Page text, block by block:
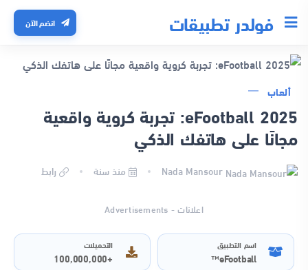
فولدر تطبيقات انضم الآن
ألعاب
eFootball 2025: تجربة كروية واقعية
مجانًا على هاتفك الذكي
منذ سنة رابط
اعلانات - Advertisements
اسم التطبيق
eFootball™
التحميلات
+100,000,000